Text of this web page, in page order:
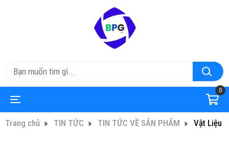
0
Trang chủ TIN TỨC TIN TỨC VỀ SẢN PHẨM Vật Liệu